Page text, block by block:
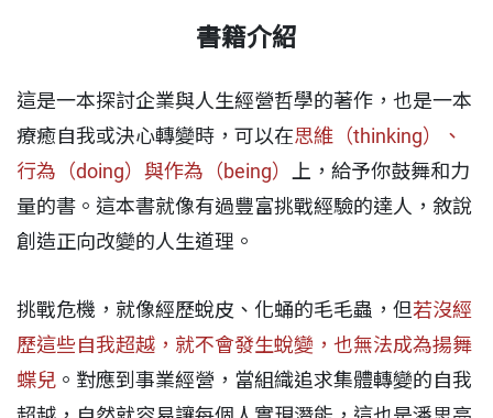
書籍介紹
這是一本探討企業與人生經營哲學的著作，也是一本
療癒自我或決心轉變時，可以在思維（thinking）、
行為（doing）與作為（being）
上，給予你鼓舞和力
量的書。這本書就像有過豐富挑戰經驗的達人，敘說
創造正向改變的人生道理。
挑戰危機，就像經歷蛻皮、化蛹的毛毛蟲，但若沒經
歷這些自我超越，就不會發生蛻變，也無法成為揚舞
蝶兒 。對應到事業經營，當組織追求集體轉變的自我